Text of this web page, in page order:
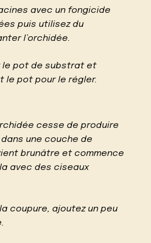
avec un fongicide
puis utilisez du
l’orchidée.
le pot de substrat et
le pot pour le régler.
cesse de produire
une couche de
brunâtre et commence
avec des ciseaux
coupure, ajoutez un peu